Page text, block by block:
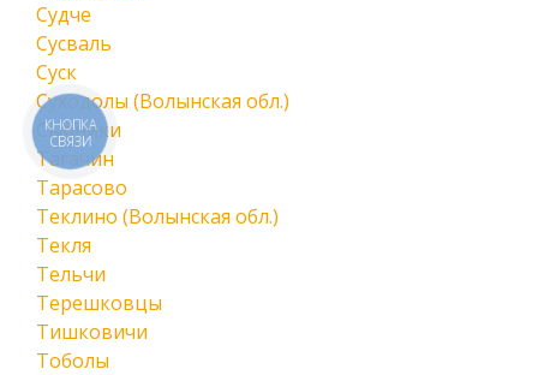
Судче
Сусваль
Суск
Суходолы (Волынская обл.)
Сырники
Тагачин
Тарасово
Теклино (Волынская обл.)
Текля
Тельчи
Терешковцы
Тишковичи
Тоболы
КНОПКА
СВЯЗИ